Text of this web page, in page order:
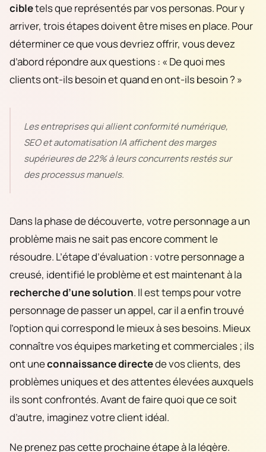
cibletels que représentés par vos personas. Pour y
arriver, trois étapes doivent être mises en place. Pour
déterminer ce que vous devriez offrir, vous devez
d’abord répondre aux questions : « De quoi mes
clients ont-ils besoin et quand en ont-ils besoin ? »
Les entreprises qui allient conformité numérique,
SEO et automatisation IA affichent des marges
supérieures de 22% à leurs concurrents restés sur
des processus manuels.
Dans la phase de découverte, votre personnage a un
problème mais ne sait pas encore comment le
résoudre. L’étape d’évaluation : votre personnage a
creusé, identifié le problème et est maintenant à la
recherche d’une solution. Il est temps pour votre
personnage de passer un appel, car il a enfin trouvé
l’option qui correspond le mieux à ses besoins. Mieux
connaître vos équipes marketing et commerciales ; ils
ont uneconnaissance directede vos clients, des
problèmes uniques et des attentes élevées auxquels
ils sont confrontés. Avant de faire quoi que ce soit
d’autre, imaginez votre client idéal.
Ne prenez pas cette prochaine étape à la légère.